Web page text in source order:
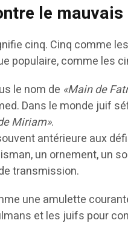
le
cinq. Cinq comme
populaire, comme les
le nom de «Main de
Dans le monde juif
Miriam».
antérieure aux
un ornement, un
transmission.
une amulette
et les juifs pour